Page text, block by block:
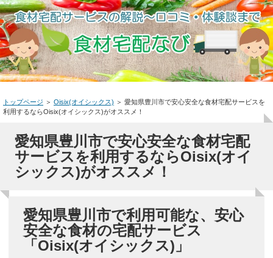
トップページ ＞ Oisix(オイシックス) ＞ 愛知県豊川市で安心安全な食材宅配サービスを
利用するならOisix(オイシックス)がオススメ！
愛知県豊川市で安心安全な食材宅配
サービスを利用するならOisix(オイ
シックス)がオススメ！
愛知県豊川市で利用可能な、安心
安全な食材の宅配サービス
「Oisix(オイシックス)」